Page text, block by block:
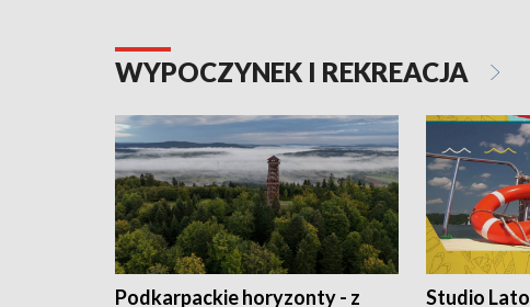
WYPOCZYNEK I REKREACJA
Podkarpackie horyzonty - z Studio Lato